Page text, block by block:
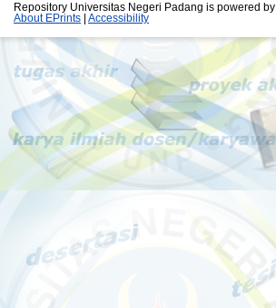
Repository Universitas Negeri Padang is powered by
About EPrints
Accessibility